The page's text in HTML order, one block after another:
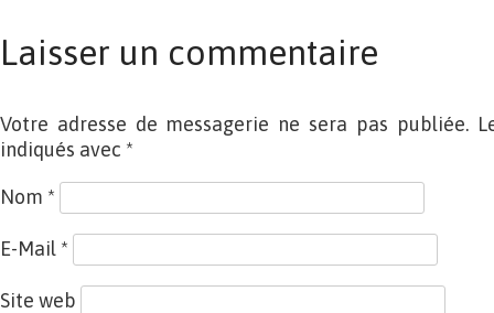
Laisser un commentaire
Votre adresse de messagerie ne sera pas publiée.
indiqués avec *
Nom *
E-Mail *
Site web